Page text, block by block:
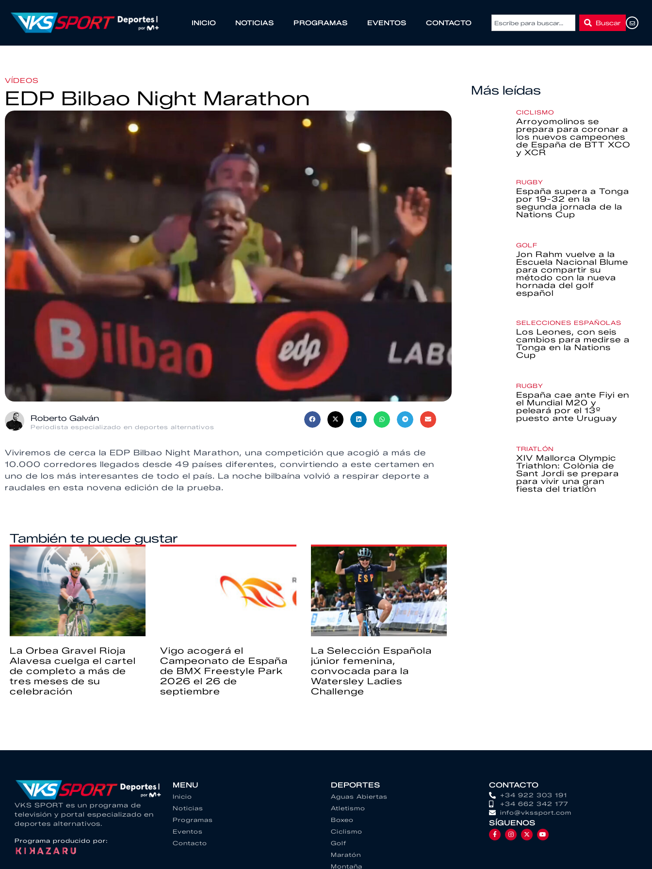
INICIO NOTICIAS PROGRAMAS EVENTOS CONTACTO Buscar
VÍDEOS
EDP Bilbao Night Marathon
Roberto Galván
Periodista especializado en deportes alternativos
Viviremos de cerca la EDP Bilbao Night Marathon, una competición que acogió a más de
10.000 corredores llegados desde 49 países diferentes, convirtiendo a este certamen en
uno de los más interesantes de todo el país. La noche bilbaína volvió a respirar deporte a
raudales en esta novena edición de la prueba.
También te puede gustar
La Orbea Gravel Rioja
Alavesa cuelga el cartel
de completo a más de
tres meses de su
celebración
Vigo acogerá el
Campeonato de España
de BMX Freestyle Park
2026 el 26 de
septiembre
La Selección Española
júnior femenina,
convocada para la
Watersley Ladies
Challenge
Más leídas
CICLISMO
Arroyomolinos se
prepara para coronar a
los nuevos campeones
de España de BTT XCO
y XCR
RUGBY
España supera a Tonga
por 19-32 en la
segunda jornada de la
Nations Cup
GOLF
Jon Rahm vuelve a la
Escuela Nacional Blume
para compartir su
método con la nueva
hornada del golf
español
SELECCIONES ESPAÑOLAS
Los Leones, con seis
cambios para medirse a
Tonga en la Nations
Cup
RUGBY
España cae ante Fiyi en
el Mundial M20 y
peleará por el 13º
puesto ante Uruguay
TRIATLÓN
XIV Mallorca Olympic
Triathlon: Colònia de
Sant Jordi se prepara
para vivir una gran
fiesta del triatlón
VKS SPORT es un programa de
televisión y portal especializado en
deportes alternativos.
Programa producido por:
MENU
Inicio
Noticias
Programas
Eventos
Contacto
DEPORTES
Aguas Abiertas
Atletismo
Boxeo
Ciclismo
Golf
Maratón
Montaña
CONTACTO
+34 922 303 191
+34 662 342 177
info@vkssport.com
SÍGUENOS